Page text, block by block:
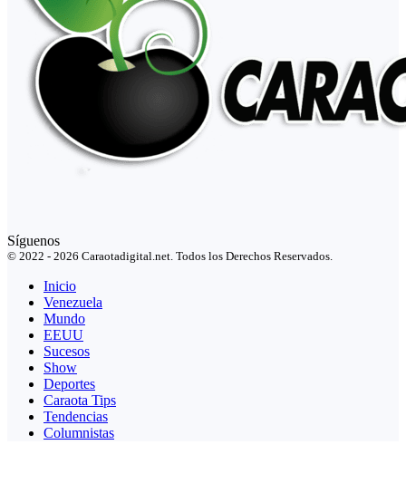
Síguenos
© 2022 - 2026 Caraotadigital.net. Todos los Derechos Reservados.
Inicio
Venezuela
Mundo
EEUU
Sucesos
Show
Deportes
Caraota Tips
Tendencias
Columnistas